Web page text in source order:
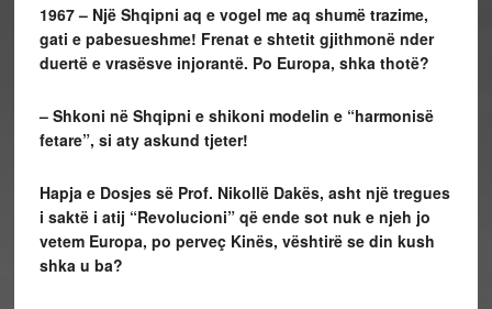
1967 – Një Shqipni aq e vogel me aq shumë trazime,
gati e pabesueshme! Frenat e shtetit gjithmonë nder
duertë e vrasësve injorantë. Po Europa, shka thotë?
– Shkoni në Shqipni e shikoni modelin e “harmonisë
fetare”, si aty askund tjeter!
Hapja e Dosjes së Prof. Nikollë Dakës, asht një tregues
i saktë i atij “Revolucioni” që ende sot nuk e njeh jo
vetem Europa, po perveç Kinës, vështirë se din kush
shka u ba?